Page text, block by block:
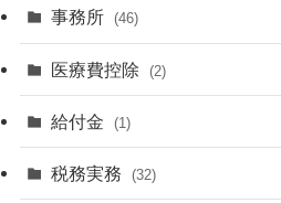
事務所 (46)
医療費控除 (2)
給付金 (1)
税務実務 (32)